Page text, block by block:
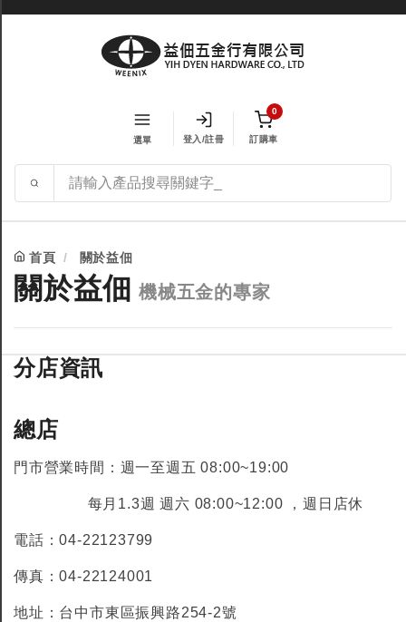
選單 登入/註冊
0
訂購車
首頁 關於益佃
關於益佃 機械五金的專家
全鎢鋼銑刀
台製WEENIX四刃全鎢鋼銑刀
分店資訊
總店
門市營業時間：週一至週五 08:00~19:00
每月1.3週 週六 08:00~12:00 ，週日店休
電話：04-22123799
傳真：04-22124001
地址：台中市東區振興路254-2號